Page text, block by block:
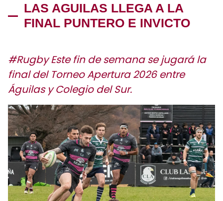
LAS AGUILAS LLEGA A LA
FINAL PUNTERO E INVICTO
#Rugby Este fin de semana se jugará la
final del Torneo Apertura 2026 entre
Águilas y Colegio del Sur.